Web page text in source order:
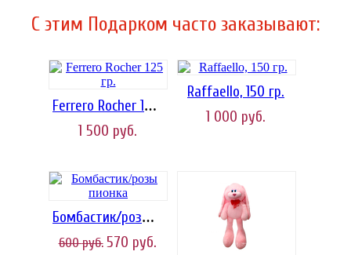
C этим Подарком часто заказывают:
Ferrero Rocher 125 гр.
1 500 руб.
Raffaello, 150 гр.
1 000 руб.
Бомбастик/розы пионка
600руб. 570 руб.